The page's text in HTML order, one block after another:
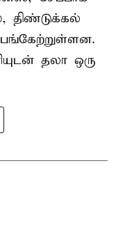
திண்டுக்கல்
தலா ஒரு